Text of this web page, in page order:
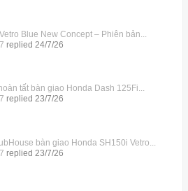
Blue New Concept – Phiên bản...
replied 24/7/26
tất bàn giao Honda Dash 125Fi...
replied 23/7/26
bàn giao Honda SH150i Vetro...
replied 23/7/26